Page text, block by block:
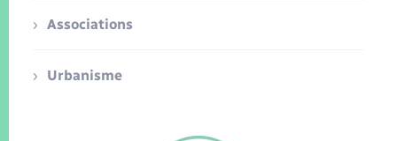
Associations
Urbanisme